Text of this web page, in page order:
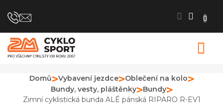
na
Domů Vybavení jezdce
Oblečení na kolo
Bundy, vesty, pláštěnky
Bundy
Zimní cyklistická bunda ALÉ pánská RIPARO R-EV1